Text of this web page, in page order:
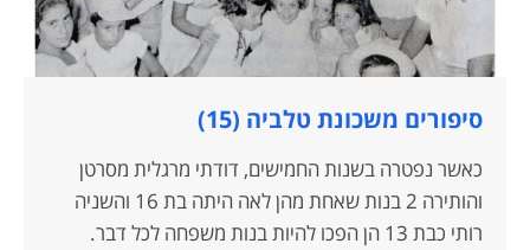
סיפורים משכונת טלביה (15)
כאשר נפטרה בשנות החמישים, דודתי מרגלית מסרטן
והותירה 2 בנות שאחת מהן לאה היתה בת 16 והשניה
רותי כבת 13 הן הפכו להיות בנות משפחה לכל דבר.